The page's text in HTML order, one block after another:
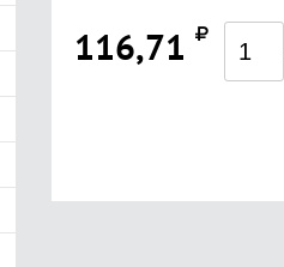
116,71